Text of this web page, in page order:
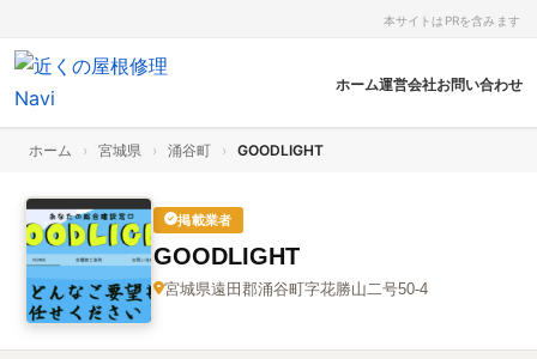
本サイトはPRを含みます
ホーム運営会社お問い合わせ
ホーム › 宮城県 › 涌谷町 › GOODLIGHT
掲載業者
GOODLIGHT
宮城県遠田郡涌谷町字花勝山二号50‑4